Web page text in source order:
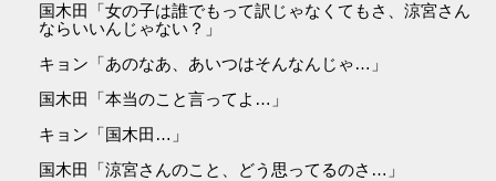
国木田「女の子は誰でもって訳じゃなくてもさ、涼宮さん
ならいいんじゃない？」
キョン「あのなあ、あいつはそんなんじゃ…」
国木田「本当のこと言ってよ…」
キョン「国木田…」
国木田「涼宮さんのこと、どう思ってるのさ…」